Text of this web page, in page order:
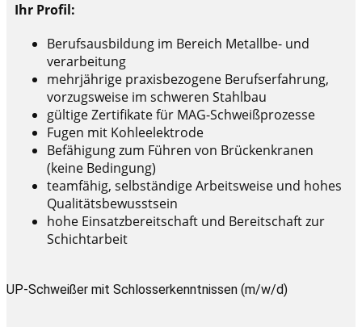
Ihr Profil:
Berufsausbildung im Bereich Metallbe- und
verarbeitung
mehrjährige praxisbezogene Berufserfahrung,
vorzugsweise im schweren Stahlbau
gültige Zertifikate für MAG-Schweißprozesse
Fugen mit Kohleelektrode
Befähigung zum Führen von Brückenkranen
(keine Bedingung)
teamfähig, selbständige Arbeitsweise und hohes
Qualitätsbewusstsein
hohe Einsatzbereitschaft und Bereitschaft zur
Schichtarbeit
UP-Schweißer mit Schlosserkenntnissen (m/w/d)